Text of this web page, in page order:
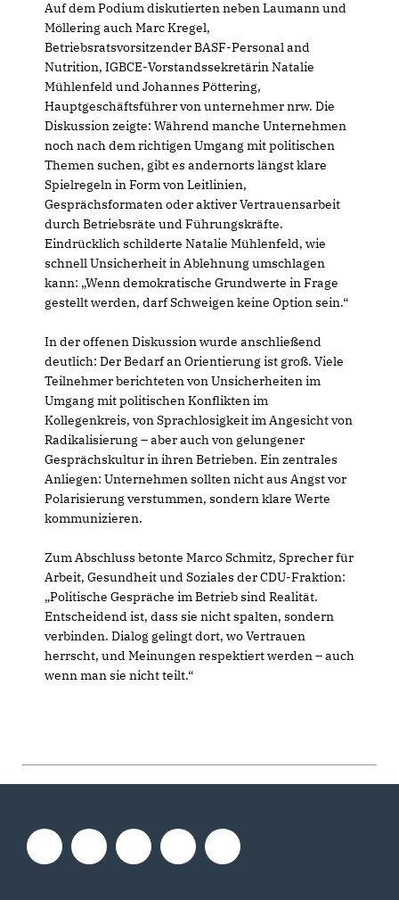
Auf dem Podium diskutierten neben Laumann und
Möllering auch Marc Kregel,
Betriebsratsvorsitzender BASF-Personal and
Nutrition, IGBCE-Vorstandssekretärin Natalie
Mühlenfeld und Johannes Pöttering,
Hauptgeschäftsführer von unternehmer nrw. Die
Diskussion zeigte: Während manche Unternehmen
noch nach dem richtigen Umgang mit politischen
Themen suchen, gibt es andernorts längst klare
Spielregeln in Form von Leitlinien,
Gesprächsformaten oder aktiver Vertrauensarbeit
durch Betriebsräte und Führungskräfte.
Eindrücklich schilderte Natalie Mühlenfeld, wie
schnell Unsicherheit in Ablehnung umschlagen
kann: „Wenn demokratische Grundwerte in Frage
gestellt werden, darf Schweigen keine Option sein.“
In der offenen Diskussion wurde anschließend
deutlich: Der Bedarf an Orientierung ist groß. Viele
Teilnehmer berichteten von Unsicherheiten im
Umgang mit politischen Konflikten im
Kollegenkreis, von Sprachlosigkeit im Angesicht von
Radikalisierung – aber auch von gelungener
Gesprächskultur in ihren Betrieben. Ein zentrales
Anliegen: Unternehmen sollten nicht aus Angst vor
Polarisierung verstummen, sondern klare Werte
kommunizieren.
Zum Abschluss betonte Marco Schmitz, Sprecher für
Arbeit, Gesundheit und Soziales der CDU-Fraktion:
Politische Gespräche im Betrieb sind Realität.
Entscheidend ist, dass sie nicht spalten, sondern
verbinden. Dialog gelingt dort, wo Vertrauen
herrscht, und Meinungen respektiert werden – auch
wenn man sie nicht teilt.“